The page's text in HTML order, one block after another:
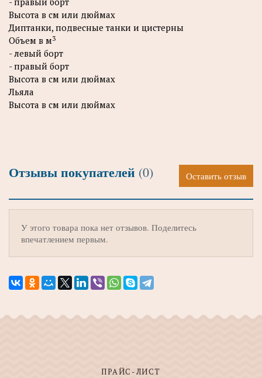
Высота в см или дюймах
Диптанки, подвесные танки и цистерны
Объем в м3
- левый борт
- правый борт
Высота в см или дюймах
Льяла
Высота в см или дюймах
Отзывы покупателей (0) Оставить отзыв
У этого товара пока нет отзывов. Поделитесь
впечатлением первым.
ПРАЙС-ЛИСТ